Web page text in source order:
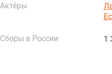
Актёры
Сборы в России 1